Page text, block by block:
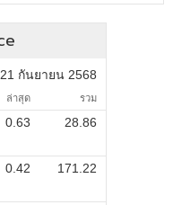
21 กันยายน 2568
ล่าสุด รวม
0.63 28.86
0.42 171.22